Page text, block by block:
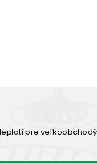
pre